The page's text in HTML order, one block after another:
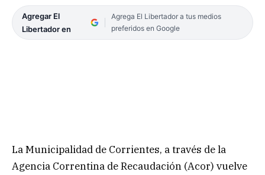
Agregar El
Libertador en
Agrega El Libertador a tus medios
preferidos en Google
La Municipalidad de Corrientes, a través de la
Agencia Correntina de Recaudación (Acor) vuelve